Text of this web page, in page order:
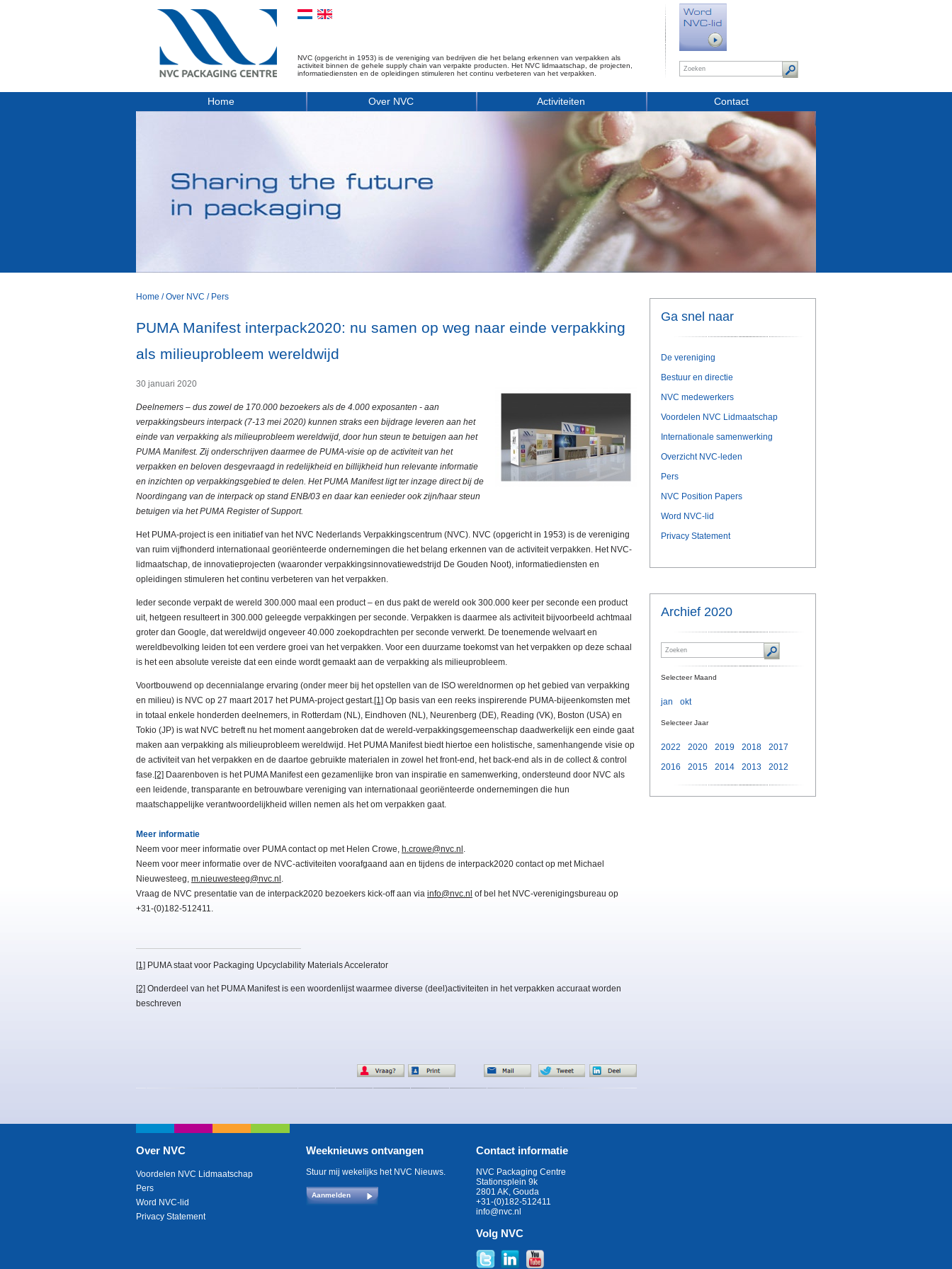
NVC (opgericht in 1953) is de vereniging van bedrijven die het belang erkennen van verpakken als
activiteit binnen de gehele supply chain van verpakte producten. Het NVC lidmaatschap, de projecten,
informatiediensten en de opleidingen stimuleren het continu verbeteren van het verpakken.
Home Over NVC Activiteiten Contact
Home /Over NVC / Pers
PUMA Manifest interpack2020: nu samen op weg naar einde verpakking
als milieuprobleem wereldwijd
30 januari 2020
Deelnemers – dus zowel de 170.000 bezoekers als de 4.000 exposanten - aan
verpakkingsbeurs interpack (7-13 mei 2020) kunnen straks een bijdrage leveren aan het
einde van verpakking als milieuprobleem wereldwijd, door hun steun te betuigen aan het
PUMA Manifest. Zij onderschrijven daarmee de PUMA-visie op de activiteit van het
verpakken en beloven desgevraagd in redelijkheid en billijkheid hun relevante informatie
en inzichten op verpakkingsgebied te delen. Het PUMA Manifest ligt ter inzage direct bij de
Noordingang van de interpack op stand ENB/03 en daar kan eenieder ook zijn/haar steun
betuigen via het PUMA Register of Support.
Het PUMA-project is een initiatief van het NVC Nederlands Verpakkingscentrum (NVC). NVC (opgericht in 1953) is de vereniging
van ruim vijfhonderd internationaal georiënteerde ondernemingen die het belang erkennen van de activiteit verpakken. Het NVC-
lidmaatschap, de innovatieprojecten (waaronder verpakkingsinnovatiewedstrijd De Gouden Noot), informatiediensten en
opleidingen stimuleren het continu verbeteren van het verpakken.
Ieder seconde verpakt de wereld 300.000 maal een product – en dus pakt de wereld ook 300.000 keer per seconde een product
uit, hetgeen resulteert in 300.000 geleegde verpakkingen per seconde. Verpakken is daarmee als activiteit bijvoorbeeld achtmaal
groter dan Google, dat wereldwijd ongeveer 40.000 zoekopdrachten per seconde verwerkt. De toenemende welvaart en
wereldbevolking leiden tot een verdere groei van het verpakken. Voor een duurzame toekomst van het verpakken op deze schaal
is het een absolute vereiste dat een einde wordt gemaakt aan de verpakking als milieuprobleem.
Voortbouwend op decennialange ervaring (onder meer bij het opstellen van de ISO wereldnormen op het gebied van verpakking
en milieu) is NVC op 27 maart 2017 het PUMA-project gestart.[1] Op basis van een reeks inspirerende PUMA-bijeenkomsten met
in totaal enkele honderden deelnemers, in Rotterdam (NL), Eindhoven (NL), Neurenberg (DE), Reading (VK), Boston (USA) en
Tokio (JP) is wat NVC betreft nu het moment aangebroken dat de wereld-verpakkingsgemeenschap daadwerkelijk een einde gaat
maken aan verpakking als milieuprobleem wereldwijd. Het PUMA Manifest biedt hiertoe een holistische, samenhangende visie op
de activiteit van het verpakken en de daartoe gebruikte materialen in zowel het front-end, het back-end als in de collect & control
fase.[2] Daarenboven is het PUMA Manifest een gezamenlijke bron van inspiratie en samenwerking, ondersteund door NVC als
een leidende, transparante en betrouwbare vereniging van internationaal georiënteerde ondernemingen die hun
maatschappelijke verantwoordelijkheid willen nemen als het om verpakken gaat.
Meer informatie
Neem voor meer informatie over PUMA contact op met Helen Crowe, h.crowe@nvc.nl .
Neem voor meer informatie over de NVC-activiteiten voorafgaand aan en tijdens de interpack2020 contact op met Michael
Nieuwesteeg, m.nieuwesteeg@nvc.nl .
Vraag de NVC presentatie van de interpack2020 bezoekers kick-off aan via info@nvc.nl of bel het NVC-verenigingsbureau op
+31-(0)182-512411.
[1] PUMA staat voor Packaging Upcyclability Materials Accelerator
[2] Onderdeel van het PUMA Manifest is een woordenlijst waarmee diverse (deel)activiteiten in het verpakken accuraat worden
beschreven
Ga snel naar
De vereniging
Bestuur en directie
NVC medewerkers
Voordelen NVC Lidmaatschap
Internationale samenwerking
Overzicht NVC-leden
Pers
NVC Position Papers
Word NVC-lid
Privacy Statement
Archief 2020
Selecteer Maand
jan okt
Selecteer Jaar
2022 2020 2019 2018
2017
2016
2015 2014 2013 2012
Over NVC
Voordelen NVC Lidmaatschap
Pers
Word NVC-lid
Privacy Statement
Weeknieuws ontvangen
Stuur mij wekelijks het NVC Nieuws.
Aanmelden
Contact informatie
NVC Packaging Centre
Stationsplein 9k
2801 AK, Gouda
+31-(0)182-512411
info@nvc.nl
Volg NVC